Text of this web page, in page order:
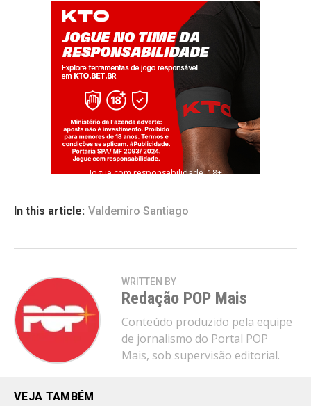
Jogue com responsabilidade. 18+
In this article: Valdemiro Santiago
WRITTEN BY
Redação POP Mais
Conteúdo produzido pela equipe
de jornalismo do Portal POP
Mais, sob supervisão editorial.
VEJA TAMBÉM